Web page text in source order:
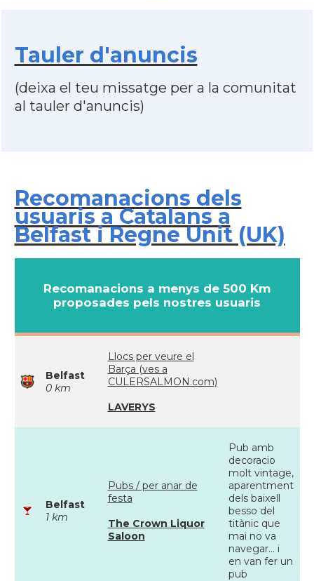
Tauler d'anuncis
(deixa el teu missatge per a la comunitat
al tauler d'anuncis)
Recomanacions dels
usuaris a Catalans a
Belfast i Regne Unit (UK)
Recomanacions a menys de 500 Km
proposades pels nostres usuaris
Belfast
0 km
Llocs per veure el
Barça (ves a
CULERSALMON.com)
LAVERYS
Belfast
1 km
Pubs / per anar de
festa
The Crown Liquor
Saloon
Pub amb
decoracio
molt vintage,
aparentment
dels baixell
besso del
titànic que
mai no va
navegar... i
en van fer un
pub